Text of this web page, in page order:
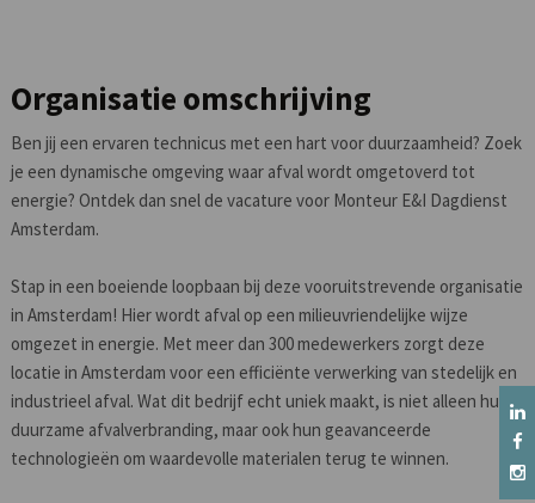
Organisatie omschrijving
Ben jij een ervaren technicus met een hart voor duurzaamheid? Zoek
je een dynamische omgeving waar afval wordt omgetoverd tot
energie? Ontdek dan snel de vacature voor Monteur E&I Dagdienst
Amsterdam.
Stap in een boeiende loopbaan bij deze vooruitstrevende organisatie
in Amsterdam! Hier wordt afval op een milieuvriendelijke wijze
omgezet in energie. Met meer dan 300 medewerkers zorgt deze
locatie in Amsterdam voor een efficiënte verwerking van stedelijk en
industrieel afval. Wat dit bedrijf echt uniek maakt, is niet alleen hun
duurzame afvalverbranding, maar ook hun geavanceerde
technologieën om waardevolle materialen terug te winnen.